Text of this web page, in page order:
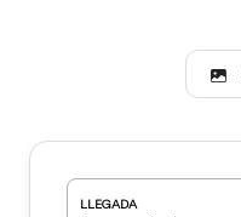
LLEGADA